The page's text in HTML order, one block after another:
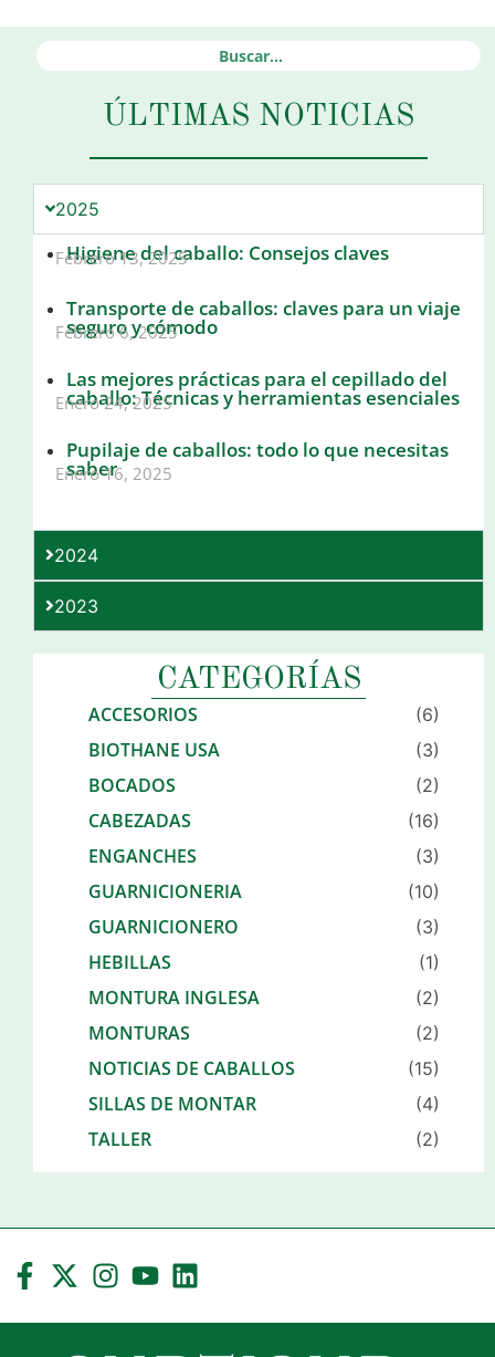
ÚLTIMAS NOTICIAS
2025
Higiene del caballo: Consejos claves
Febrero 13, 2025
Transporte de caballos: claves para un viaje
seguro y cómodo
Febrero 6, 2025
Las mejores prácticas para el cepillado del
caballo: Técnicas y herramientas esenciales
Enero 24, 2025
Pupilaje de caballos: todo lo que necesitas
saber
Enero 16, 2025
2024
2023
CATEGORÍAS
ACCESORIOS (6)
BIOTHANE USA (3)
BOCADOS (2)
CABEZADAS (16)
ENGANCHES (3)
GUARNICIONERIA (10)
GUARNICIONERO (3)
HEBILLAS (1)
MONTURA INGLESA (2)
MONTURAS (2)
NOTICIAS DE CABALLOS (15)
SILLAS DE MONTAR (4)
TALLER (2)